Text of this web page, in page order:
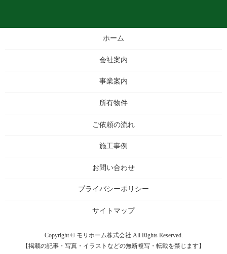
ホーム
会社案内
事業案内
所有物件
ご依頼の流れ
施工事例
お問い合わせ
プライバシーポリシー
サイトマップ
Copyright © モリホーム株式会社 All Rights Reserved.
【掲載の記事・写真・イラストなどの無断複写・転載を禁じます】